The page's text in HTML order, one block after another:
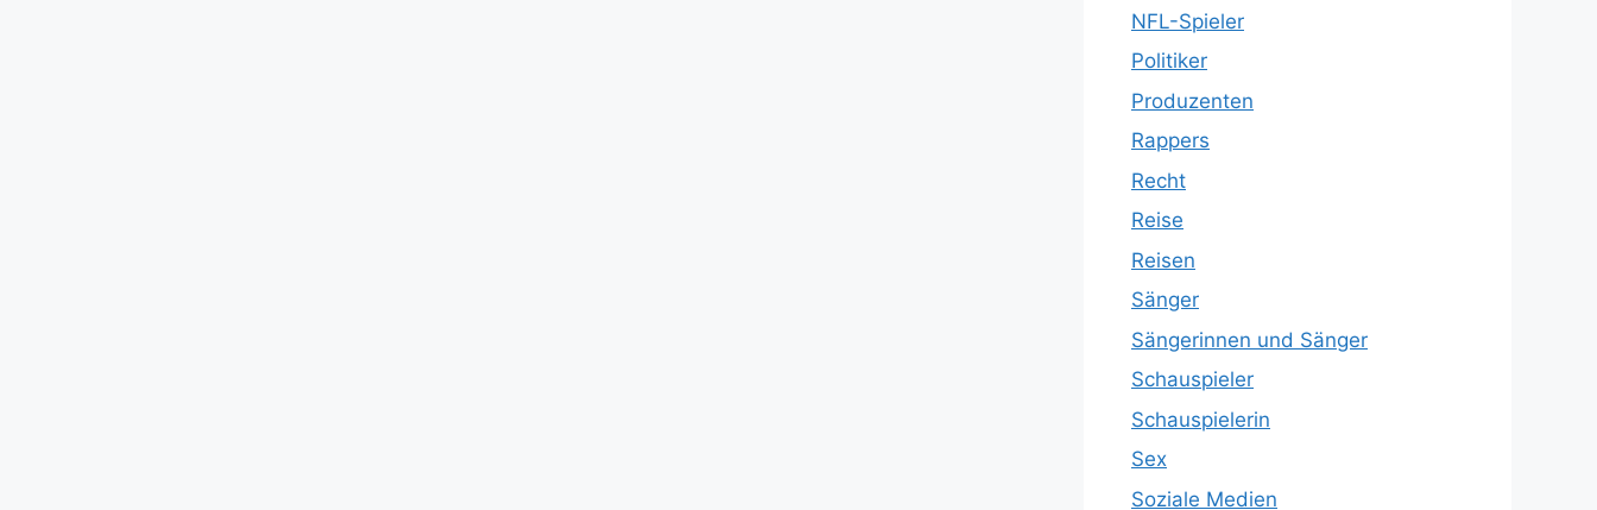
NFL-Spieler
Politiker
Produzenten
Rappers
Recht
Reise
Reisen
Sänger
Sängerinnen und Sänger
Schauspieler
Schauspielerin
Sex
Soziale Medien